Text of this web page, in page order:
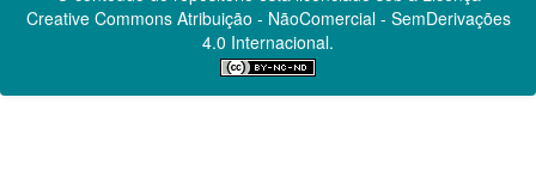
Creative CommonsAtribuição - NãoComercial - SemDerivações
4.0 Internacional.